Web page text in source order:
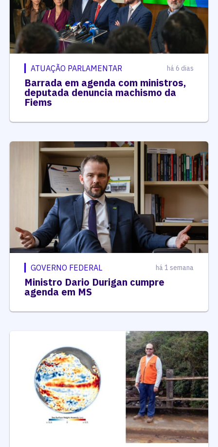
ATUAÇÃO PARLAMENTAR há 6 dias
Barrada em agenda com ministros,
deputada denuncia machismo da
Fiems
GOVERNO FEDERAL há 1 semana
Ministro Dario Durigan cumpre
agenda em MS